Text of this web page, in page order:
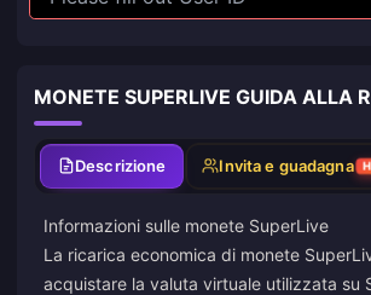
MONETE SUPERLIVE GUIDA ALLA
Descrizione Invita e guadagna
Informazioni sulle monete SuperLive
La ricarica economica di monete
acquistare la valuta virtuale utilizzata su